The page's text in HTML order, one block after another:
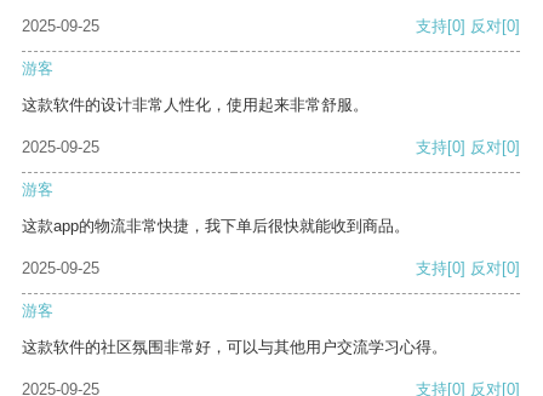
2025-09-25 支持[0] 反对[0]
游客
这款软件的设计非常人性化，使用起来非常舒服。
2025-09-25 支持[0] 反对[0]
游客
这款app的物流非常快捷，我下单后很快就能收到商品。
2025-09-25 支持[0] 反对[0]
游客
这款软件的社区氛围非常好，可以与其他用户交流学习心得。
2025-09-25 支持[0] 反对[0]